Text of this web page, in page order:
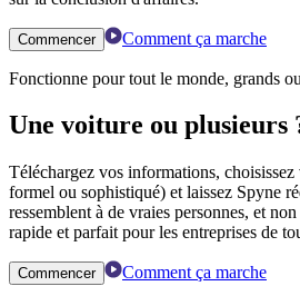
Commencer Comment ça marche
Fonctionne pour tout le monde, grands
Une voiture ou plusieurs
Téléchargez vos informations,
formel ou sophistiqué) et laissez Spyne
ressemblent à de vraies personnes, et
rapide et parfait pour les entreprises de
Commencer Comment ça marche